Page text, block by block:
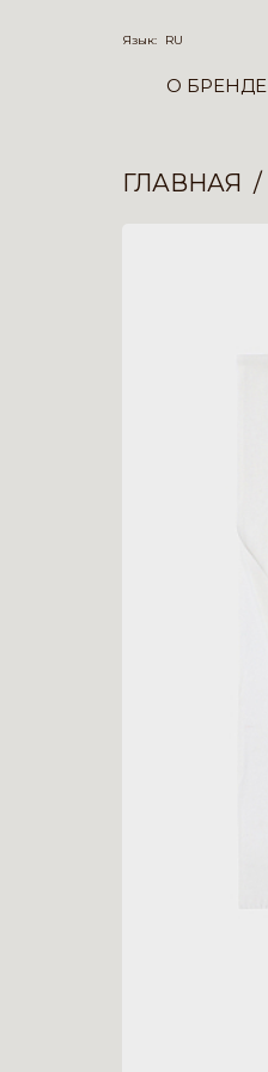
Язык: RU
О БРЕНДЕ
ГЛАВНАЯ